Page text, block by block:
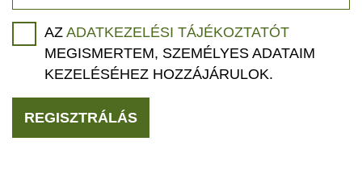
AZ ADATKEZELÉSI TÁJÉKOZTATÓT
MEGISMERTEM, SZEMÉLYES ADATAIM
KEZELÉSÉHEZ HOZZÁJÁRULOK.
REGISZTRÁLÁS